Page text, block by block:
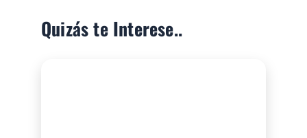
Quizás te Interese..